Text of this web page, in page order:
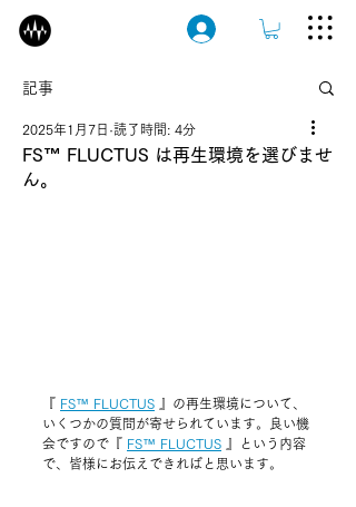
ログイン
記事
FS™ FLUCTUS は再生環境を選びませ
ん。
2025年1月7日 読了時間: 4分
『 FS™ FLUCTUS 』 の再生環境について、
いくつかの質問が寄せられています。良い機
会ですので 『 FS™ FLUCTUS 』
という内容
で、皆様にお伝えできればと思います。